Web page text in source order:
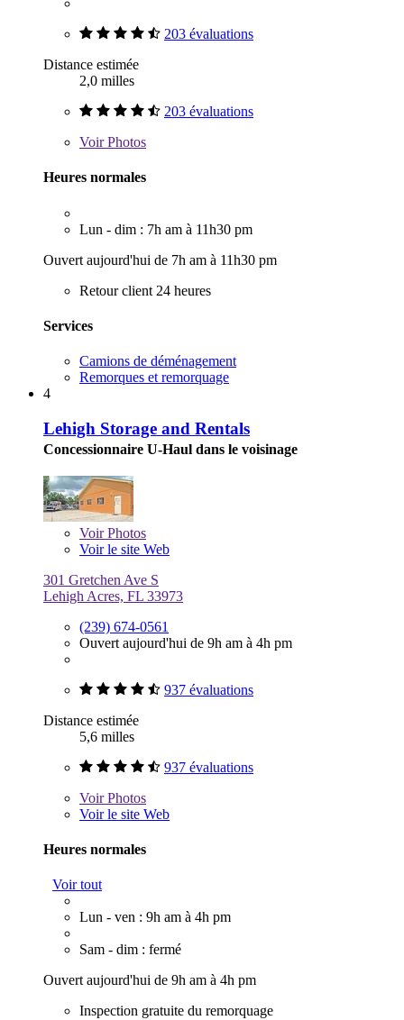
203 évaluations
Distance estimée
2,0 milles
203 évaluations
VoirPhotos
Heures normales
Lun - dim : 7h am à 11h30 pm
Ouvert aujourd'hui de 7h am à 11h30 pm
Retour client 24 heures
Services
Camions de déménagement
Remorques et remorquage
4
Lehigh Storage and Rentals
Concessionnaire U-Haul dans le voisinage
VoirPhotos
Voir le site Web
301 Gretchen Ave S
Lehigh Acres, FL 33973
(239) 674-0561
Ouvert aujourd'hui de 9h am à 4h pm
937 évaluations
Distance estimée
5,6 milles
937 évaluations
VoirPhotos
Voir le site Web
Heures normales
Voir tout
Lun - ven : 9h am à 4h pm
Sam - dim : fermé
Ouvert aujourd'hui de 9h am à 4h pm
Inspection gratuite du remorquage